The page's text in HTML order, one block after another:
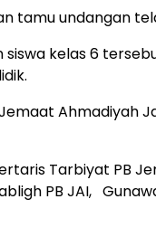
tamu undangan
kelas 6
Ahmadiyah
Tarbiyat PB
PB JAI,